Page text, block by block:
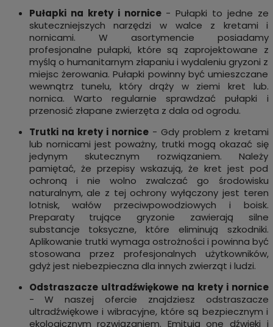
Pułapki na krety i nornice - Pułapki to jedne ze
skuteczniejszych narzędzi w walce z kretami i
nornicami. W asortymencie posiadamy
profesjonalne pułapki, które są zaprojektowane z
myślą o humanitarnym złapaniu i wydaleniu gryzoni z
miejsc żerowania. Pułapki powinny być umieszczane
wewnątrz tunelu, który drąży w ziemi kret lub.
nornica. Warto regularnie sprawdzać pułapki i
przenosić złapane zwierzęta z dala od ogrodu.
Trutki na krety i nornice- Gdy problem z kretami
lub nornicami jest poważny, trutki mogą okazać się
jedynym skutecznym rozwiązaniem. Należy
pamiętać, że przepisy wskazują, że kret jest pod
ochroną i nie wolno zwalczać go środowisku
naturalnym, ale z tej ochrony wyłączony jest teren
lotnisk, wałów przeciwpowodziowych i boisk.
Preparaty trujące gryzonie zawierają silne
substancje toksyczne, które eliminują szkodniki.
Aplikowanie trutki wymaga ostrożności i powinna być
stosowana przez profesjonalnych użytkowników,
gdyż jest niebezpieczna dla innych zwierząt i ludzi.
Odstraszacze ultradźwiękowe na krety i nornice
- W naszej ofercie znajdziesz odstraszacze
ultradźwiękowe i wibracyjne, które są bezpiecznym i
ekologicznym rozwiązaniem. Emitują one dźwięki i